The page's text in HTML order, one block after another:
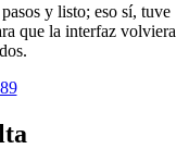
y listo; eso sí, tuve
que la interfaz volviera